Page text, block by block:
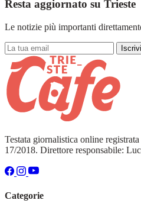
Resta aggiornato su Trieste
Le notizie più importanti
Testata giornalistica online
17/2018. Direttore responsabile:
Categorie